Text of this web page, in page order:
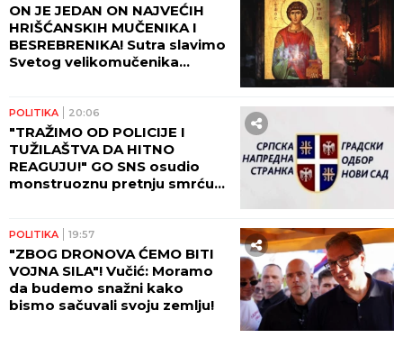
ON JE JEDAN ON NAJVEĆIH
HRIŠĆANSKIH MUČENIKA I
BESREBRENIKA! Sutra slavimo
Svetog velikomučenika
POLITIKA 20:06
"TRAŽIMO OD POLICIJE I
TUŽILAŠTVA DA HITNO
REAGUJU!" GO SNS osudio
monstruoznu pretnju smrću
POLITIKA 19:57
"ZBOG DRONOVA ĆEMO BITI
VOJNA SILA"! Vučić: Moramo
da budemo snažni kako
bismo sačuvali svoju zemlju!